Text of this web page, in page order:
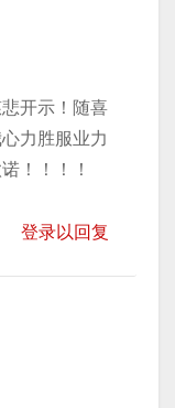
开示！随喜
力胜服业力
！！！！
登录以回复